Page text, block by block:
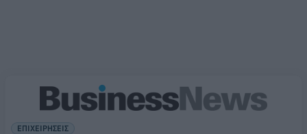
ΕΠΙΧΕΙΡΗΣΕΙΣ